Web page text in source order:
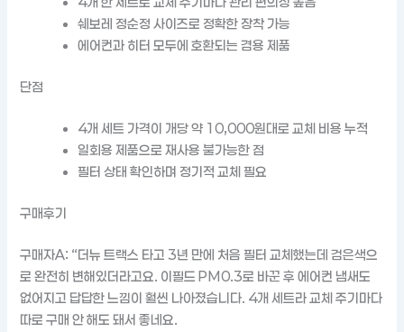
쉐보레 정순정 사이즈로 정확한 장착 가능
에어컨과 히터 모두에 호환되는 겸용 제품
단점
4개 세트 가격이 개당 약 10,000원대로 교체 비용 누적
일회용 제품으로 재사용 불가능한 점
필터 상태 확인하며 정기적 교체 필요
구매후기
구매자A: “더뉴 트랙스 타고 3년 만에 처음 필터 교체했는데 검은색으
로 완전히 변해있더라고요. 이필드 PM0.3로 바꾼 후 에어컨 냄새도
없어지고 답답한 느낌이 훨씬 나아졌습니다. 4개 세트라 교체 주기마다
따로 구매 안 해도 돼서 좋네요.